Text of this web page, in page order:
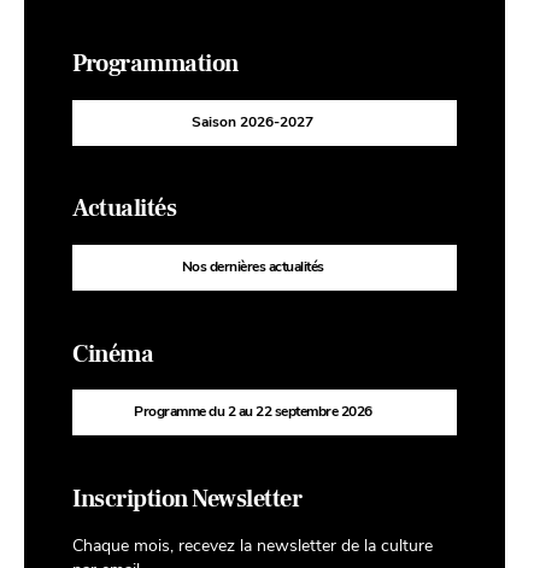
Programmation
Saison 2026-2027
Actualités
Nos dernières actualités
Cinéma
Programme du 2 au 22 septembre 2026
Inscription Newsletter
Chaque mois, recevez la newsletter de la culture